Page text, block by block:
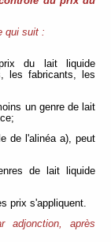
qui suit :
du lait liquide
les fabricants, les
un genre de lait
de l'alinéa a), peut
de lait liquide
prix s'appliquent.
adjonction, après